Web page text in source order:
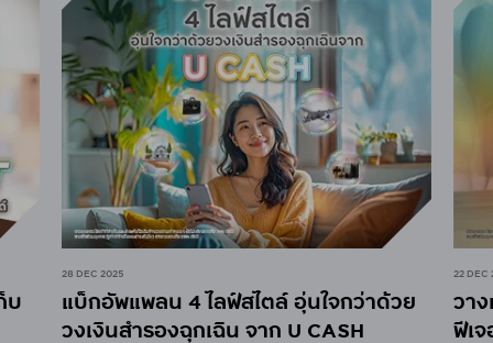
บ
28 DEC 2025
แบ็กอัพแพลน 4 ไลฟ์สไตล์ อุ่นใจกว่าด้วย
วงเงินสำรองฉุกเฉิน จาก U CASH
22 DEC
วา
ฟีเ